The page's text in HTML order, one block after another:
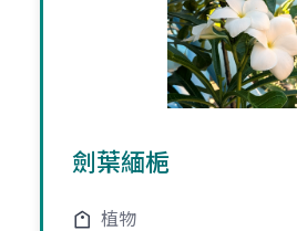
劍葉緬梔
植物